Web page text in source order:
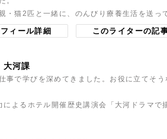
・猫2匹と一緒に、のんびり療養生活を送っ
ィール詳細 このライターの記
河課
事で学びを深めてきました。お役に立てそ
によるホテル開催歴史講演会「大河ドラマで